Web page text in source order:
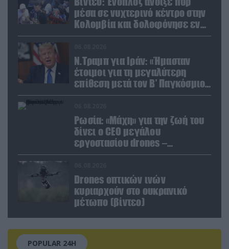
μέσα σε νυχτερινό κέντρο στην
Κολομβία και δολοφόνησε εν
ψυχρώ νεαρό ζευγάρι
Ν.Τραμπ για Ιράν: «Ήμασταν
έτοιμοι για τη μεγαλύτερη
επίθεση μετά τον Β’ Παγκόσμιο
Πόλεμο» (βίντεο)
Ρωσία: «Μάχη» για την ζωή του
δίνει ο CEO μεγάλου
εργοστασίου drones –
Ανατίναξαν το αυτοκίνητό του!
Drones οπτικών ινών
κυριαρχούν στο ουκρανικό
μέτωπο (βίντεο)
POPULAR 24H